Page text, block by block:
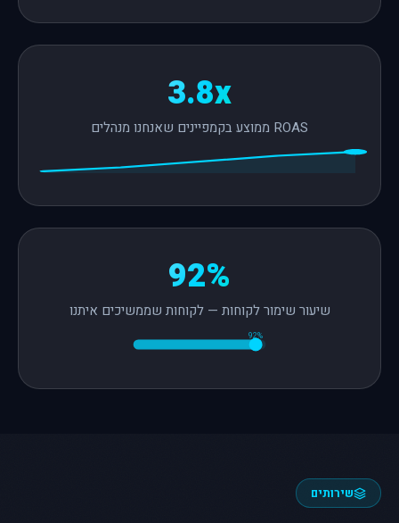
3.8x
ROAS ממוצע בקמפיינים שאנחנו מנהלים
92%
שיעור שימור לקוחות — לקוחות שממשיכים איתנו
92%
שירותים